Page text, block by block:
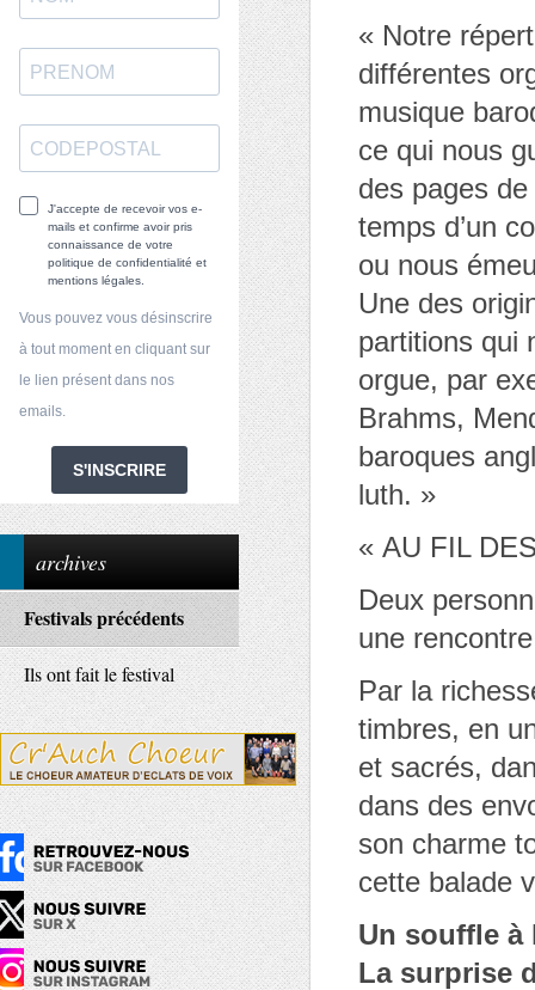
J'accepte de recevoir vos e-
mails et confirme avoir pris
connaissance de votre
politique de confidentialité et
mentions légales.
Vous pouvez vous désinscrire
à tout moment en cliquant sur
le lien présent dans nos
emails.
S'INSCRIRE
archives
Festivals précédents
Ils ont fait le festival
« Notre
différentes
musique
ce qui nous
des pages
temps d’un
ou nous
Une des
partitions qui
orgue, par
Brahms,
baroques
luth. »
« AU FIL
Deux
une
Par la
timbres, en
et sacrés,
dans des
son charme
cette balade
Un souffle
La surprise